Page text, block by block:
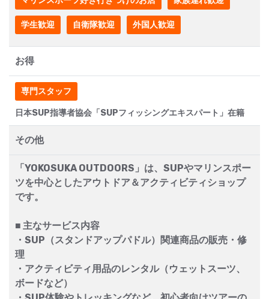
学生歓迎 自衛隊歓迎 外国人歓迎
お得
専門スタッフ
日本SUP指導者協会「SUPフィッシングエキスパート」在籍
その他
「YOKOSUKA OUTDOORS」は、SUPやマリンスポー
ツを中心としたアウトドア＆アクティビティショップ
です。
■ 主なサービス内容
・SUP（スタンドアップパドル）関連商品の販売・修
理
・アクティビティ用品のレンタル（ウェットスーツ、
ボードなど）